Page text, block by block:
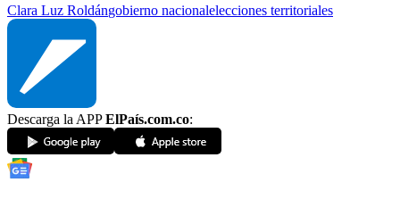
Clara Luz Roldángobierno nacionalelecciones territoriales
Descarga la APPElPaís.com.co: